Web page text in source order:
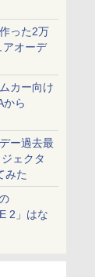
った2万
アオーデ
カー向け
から
ー過去最
ェクタ
みた
2」はな